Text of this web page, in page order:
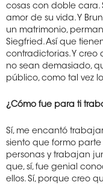
cosas con doble cara.
amor de su vida. Y
un matrimonio,
Siegfried. Así que
contradictorias. Y creo
no sean demasiado,
público, como tal vez
¿Cómo fue para ti
Sí, me encantó
siento que formo
personas y trabajan
que, sí, fue genial
ellos. Sí, porque creo